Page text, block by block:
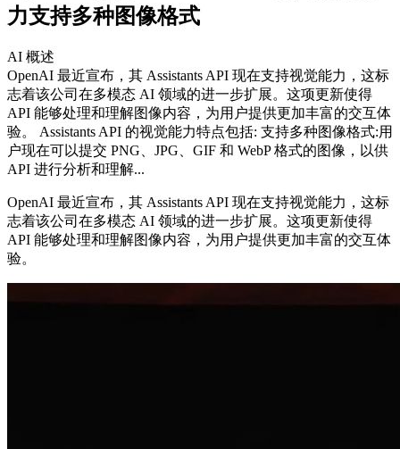
力支持多种图像格式
AI 概述
OpenAI 最近宣布，其 Assistants API 现在支持视觉能力，这标
志着该公司在多模态 AI 领域的进一步扩展。这项更新使得
API 能够处理和理解图像内容，为用户提供更加丰富的交互体
验。 Assistants API 的视觉能力特点包括: 支持多种图像格式:用
户现在可以提交 PNG、JPG、GIF 和 WebP 格式的图像，以供
API 进行分析和理解...
OpenAI 最近宣布，其 Assistants API 现在支持视觉能力，这标
志着该公司在多模态 AI 领域的进一步扩展。这项更新使得
API 能够处理和理解图像内容，为用户提供更加丰富的交互体
验。